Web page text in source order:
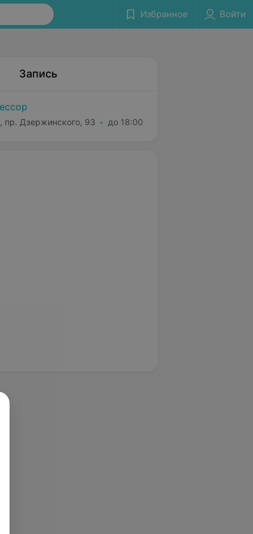
Избранное Войти
Запись
пр. Дзержинского, 93 до 18:00